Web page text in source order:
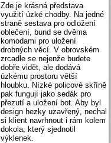
Zde je krásná představa
využití úzké chodby. Na jedné
straně sestava pro odložení
oblečení, bund se dvěma
komodami pro uložení
drobných věcí. V obrovském
zrcadle se nejenže budete
dobře vidět, ale dodává
úzkému prostoru větší
hloubku. Nízké policové skříně
pak fungují jako sedák pro
přezutí a uložení bot. Aby byl
design hezky uzavřený, nechal
si klient navrhnout i rám kolem
dokola, který sjednotil
výklenek.